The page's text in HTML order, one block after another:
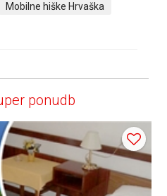
Mobilne hiške Hrvaška
ponudb